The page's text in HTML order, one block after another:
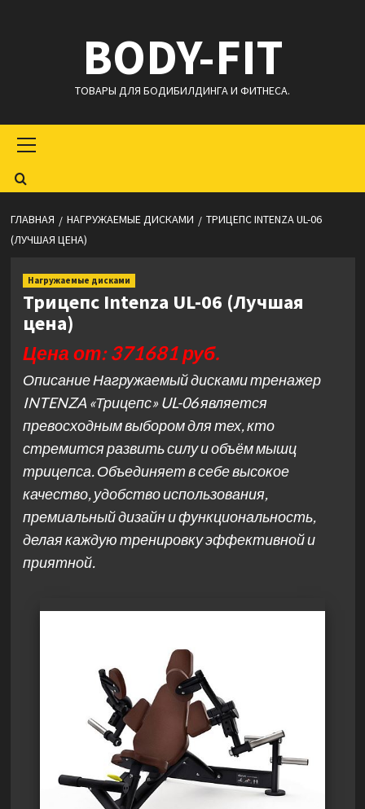
BODY-FIT
ТОВАРЫ ДЛЯ БОДИБИЛДИНГА И ФИТНЕСА.
меню
ГЛАВНАЯ НАГРУЖАЕМЫЕ ДИСКАМИ
ТРИЦЕПС INTENZA UL-06
(ЛУЧШАЯ ЦЕНА)
Нагружаемые дисками
Трицепс Intenza UL-06 (Лучшая
цена)
Цена от: 371681 руб.
Описание Нагружаемый дисками тренажер
INTENZA «Трицепс» UL-06 является
превосходным выбором для тех, кто
стремится развить силу и объём мышц
трицепса. Объединяет в себе высокое
качество, удобство использования,
премиальный дизайн и функциональность,
делая каждую тренировку эффективной и
приятной.